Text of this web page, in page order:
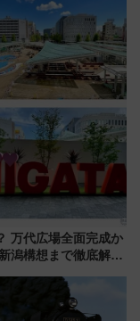
」も走る
万代広場全面完成か
潟構想まで徹底解